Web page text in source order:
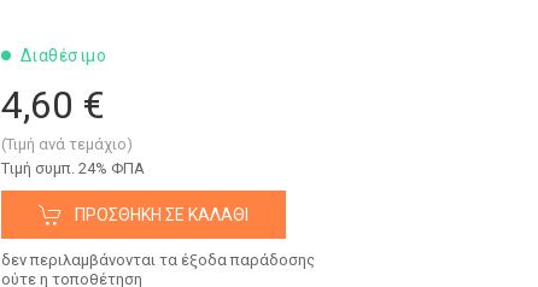
Διαθέσιμο
4,60 €
(Τιμή ανά τεμάχιο)
Tιμή συμπ. 24% ΦΠΑ
ΠΡΟΣΘΉΚΗ ΣΕ ΚΑΛΆΘΙ
δεν περιλαμβάνονται τα έξοδα παράδοσης
ούτε η τοποθέτηση